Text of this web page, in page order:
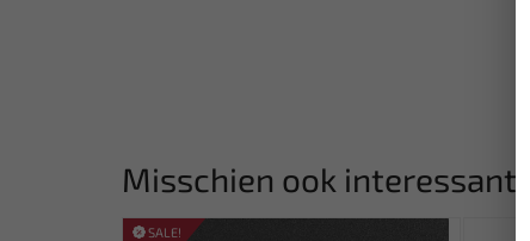
Misschien ook interessant:
SALE!